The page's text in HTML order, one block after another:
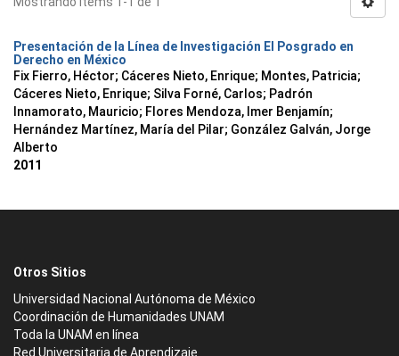
Presentación de la Línea de Investigación El Posgrado en
Derecho en México
Fix Fierro, Héctor; Cáceres Nieto, Enrique; Montes, Patricia;
Cáceres Nieto, Enrique; Silva Forné, Carlos; Padrón
Innamorato, Mauricio; Flores Mendoza, Imer Benjamín;
Hernández Martínez, María del Pilar; González Galván, Jorge
Alberto
2011
Otros Sitios
Universidad Nacional Autónoma de México
Coordinación de Humanidades UNAM
Toda la UNAM en línea
Red Universitaria de Aprendizaje